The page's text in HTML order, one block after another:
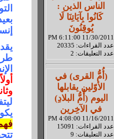
الناس الذين :
كَانُوا بِآيَاتِنَا لَا
يُوقِنُونَ
11/30/2011 6:11:00 PM
عدد القراءات: 20335
عدد التعليقات: 2
(أُمُّ القرى) في
الأوّلين يقابلها
اليوم (أُمُّ البلادِ)
في الآخِرين
11/16/2011 4:08:00 PM
عدد القراءات: 15091
عدد التعليقات: 9
أولاً